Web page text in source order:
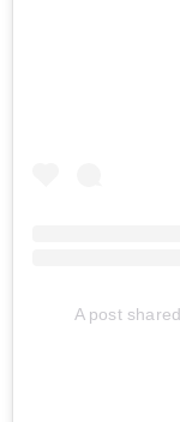
A post